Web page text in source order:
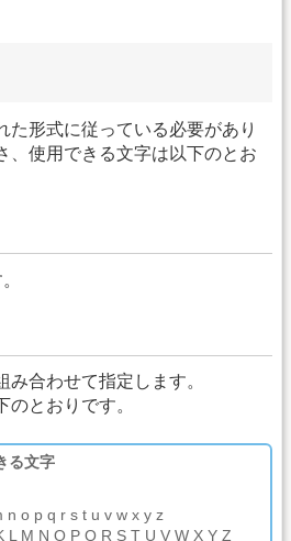
た形式に従っている必要があり
、使用できる文字は以下のとお
合わせて指定します。
とおりです。
る文字
n o p q r s t u v w x y z
L M N O P Q R S T U V W X Y Z